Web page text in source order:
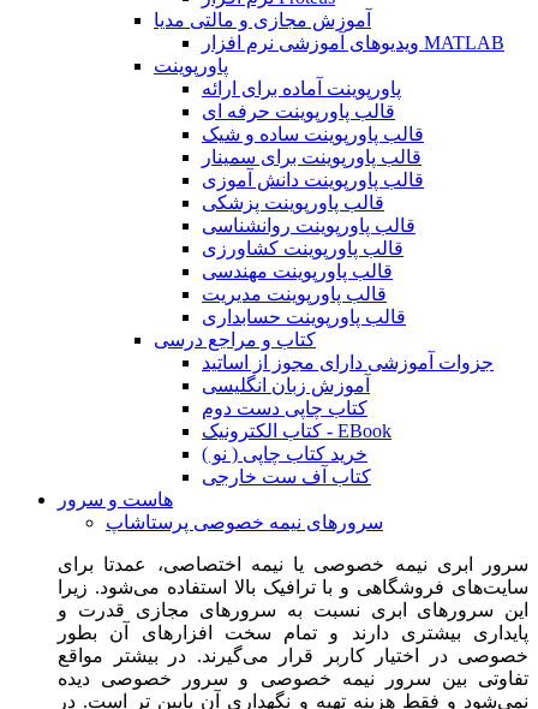
آموزش مجازی و مالتی مدیا
ویدیوهای آموزشی نرم افزار MATLAB
پاورپوینت
پاورپوینت آماده برای ارائه
قالب پاورپوینت حرفه ای
قالب پاورپوینت ساده و شیک
قالب پاورپوینت برای سمینار
قالب پاورپوینت دانش آموزی
قالب پاورپوینت پزشکی
قالب پاورپوینت روانشناسی
قالب پاورپوینت کشاورزی
قالب پاورپوینت مهندسی
قالب پاورپوینت مدیریت
قالب پاورپوینت حسابداری
کتاب و مراجع درسی
جزوات آموزشی دارای مجوز از اساتید
آموزش زبان انگلیسی
کتاب چاپی دست دوم
کتاب الکترونیک - EBook
خرید کتاب چاپی ( نو )
کتاب آف ست خارجی
هاست و سرور
سرورهای نیمه خصوصی پرستاشاپ
سرور ابری نیمه خصوصی یا نیمه اختصاصی، عمدتا برای
سایت‌های فروشگاهی و با ترافیک بالا استفاده می‌شود. زیرا
این سرورهای ابری نسبت به سرورهای مجازی قدرت و
پایداری بیشتری دارند و تمام سخت افزارهای آن بطور
خصوصی در اختیار کاربر قرار می‌گیرند. در بیشتر مواقع
تفاوتی بین سرور نیمه خصوصی و سرور خصوصی دیده
نمی‌شود و فقط هزینه تهیه و نگهداری آن پایین تر است. در